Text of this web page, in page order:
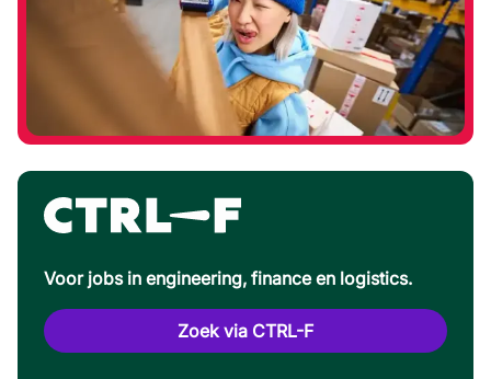
Voor jobs in engineering, finance en logistics.
Zoek via CTRL-F